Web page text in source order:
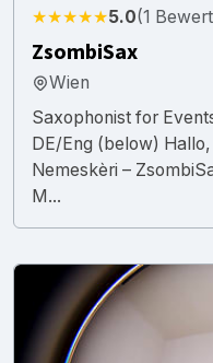
★★★★★5.0(1
ZsombiSax
Wien
Saxophonist for
DE/Eng (below)
Nemeskèri –
M...